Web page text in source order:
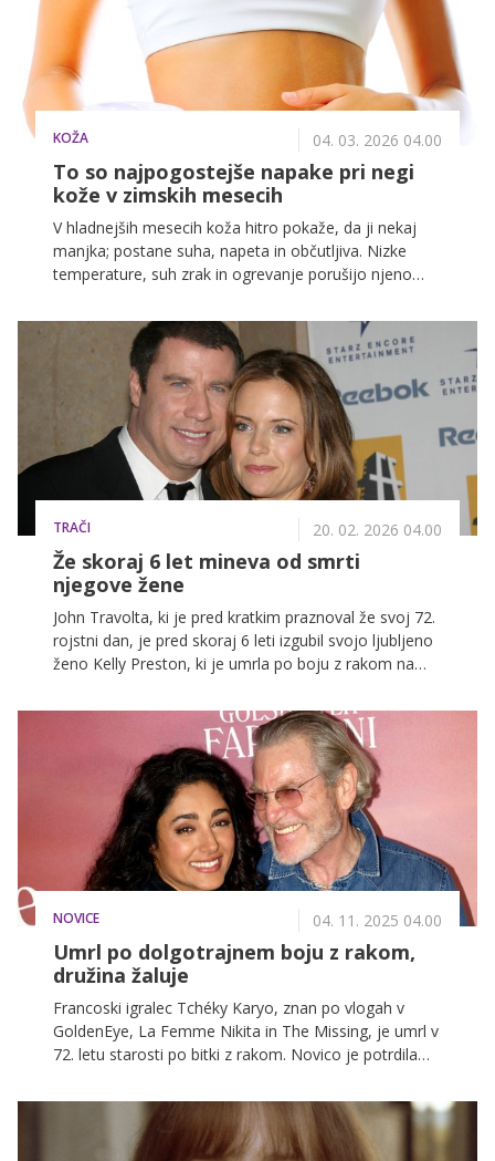
KOŽA 04. 03. 2026 04.00
To so najpogostejše napake pri negi
kože v zimskih mesecih
V hladnejših mesecih koža hitro pokaže, da ji nekaj
manjka; postane suha, napeta in občutljiva. Nizke
temperature, suh zrak in ogrevanje porušijo njeno
več. Prav zato v tem obdobju pogosteje posegamo
po rešitvah, ki koži pomagajo ohraniti udobje in zdrav
TRAČI 20. 02. 2026 04.00
Že skoraj 6 let mineva od smrti
njegove žene
John Travolta, ki je pred kratkim praznoval že svoj 72.
rojstni dan, je pred skoraj 6 leti izgubil svojo ljubljeno
ženo Kelly Preston, ki je umrla po boju z rakom na
si lahko preberete v nadaljevanju.
NOVICE 04. 11. 2025 04.00
Umrl po dolgotrajnem boju z rakom,
družina žaluje
Francoski igralec Tchéky Karyo, znan po vlogah v
GoldenEye, La Femme Nikita in The Missing, je umrl v
72. letu starosti po bitki z rakom. Novico je potrdila